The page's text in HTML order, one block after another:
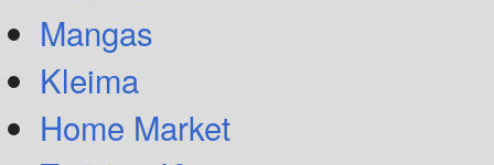
Mangas
Kleima
Home Market